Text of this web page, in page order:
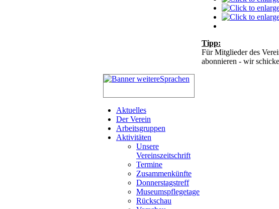
Tipp:
Für Mitglieder des
abonnieren - wir
Aktuelles
Der Verein
Arbeitsgruppen
Aktivitäten
Unsere
Vereinszeitschrift
Termine
Zusammenkünfte
Donnerstagstreff
Museumspflegetage
Rückschau